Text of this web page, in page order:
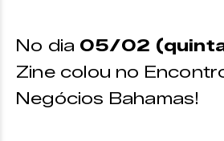
No dia 05/02
Zine colou no
Negócios Bahamas!